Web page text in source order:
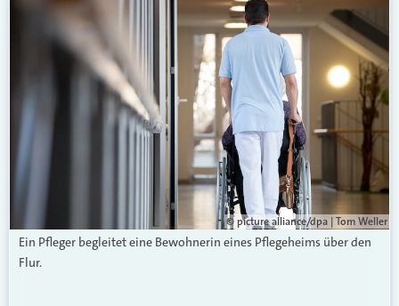
© picture alliance/dpa | Tom Weller
Ein Pfleger begleitet eine Bewohnerin eines Pflegeheims über den
Flur.